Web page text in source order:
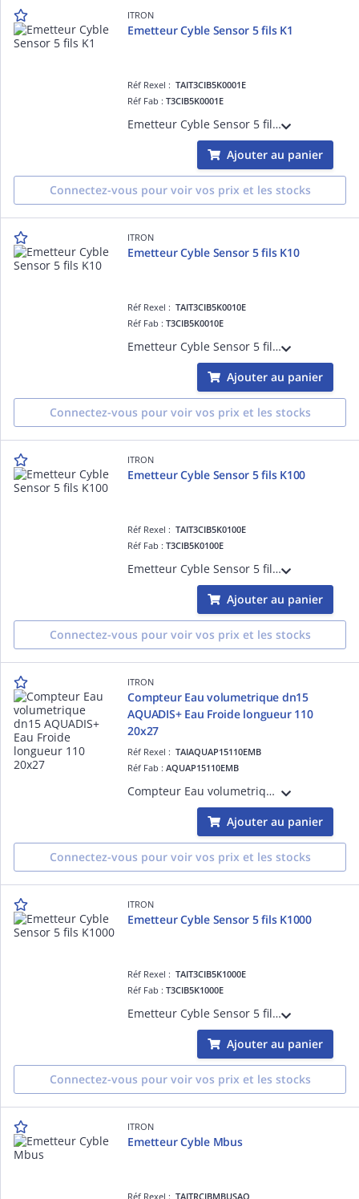
ITRON
Emetteur Cyble Sensor 5 fils K1
Réf Rexel :TAIT3CIB5K0001E
Réf Fab :T3CIB5K0001E
Emetteur Cyble Sensor 5 fils K1 valeur du signal BF en fonction des facteur K (signal HF =K1 en fonction du type de compteur et calibre) voir documentation. Compatible avec tous les compteurs d'eau Itron à totalisateur Cyble depuis 1997
Ajouter au panier
Connectez-vous pour voir vos prix et les stocks
ITRON
Emetteur Cyble Sensor 5 fils K10
Réf Rexel :TAIT3CIB5K0010E
Réf Fab :T3CIB5K0010E
Emetteur Cyble Sensor 5 fils K10 valeur du signal BF en fonction des facteur K (signal HF =K1 en fonction du type de compteur et calibre) voir documentation. Compatible avec tous les compteurs d'eau Itron à totalisateur Cyble depuis 1997
Ajouter au panier
Connectez-vous pour voir vos prix et les stocks
ITRON
Emetteur Cyble Sensor 5 fils K100
Réf Rexel :TAIT3CIB5K0100E
Réf Fab :T3CIB5K0100E
Emetteur Cyble Sensor 5 fils K100 valeur du signal BF en fonction des facteur K (signal HF =K1 en fonction du type de compteur et calibre) voir documentation. Compatible avec tous les compteurs d'eau Itron à totalisateur Cyble depuis 1997
Ajouter au panier
Connectez-vous pour voir vos prix et les stocks
ITRON
Compteur Eau volumetrique dn15
AQUADIS+ Eau Froide longueur 110
20x27
Réf Rexel :TAIAQUAP15110EMB
Réf Fab :AQUAP15110EMB
Compteur Eau volumetrique dn15 AQUADIS+ Eau Froide longueur 110 20x27 -Débit de démarrage < 1L/h R160 toutes positions-Totalisateur TSN compatible avec Emetteurs Cyble- Boite couleur individuelle
Ajouter au panier
Connectez-vous pour voir vos prix et les stocks
ITRON
Emetteur Cyble Sensor 5 fils K1000
Réf Rexel :TAIT3CIB5K1000E
Réf Fab :T3CIB5K1000E
Emetteur Cyble Sensor 5 fils K1000 valeur du signal BF en fonction des facteur K (signal HF =K1 en fonction du type de compteur et calibre) voir documentation. Compatible avec tous les compteurs d'eau Itron à totalisateur Cyble depuis 1997
Ajouter au panier
Connectez-vous pour voir vos prix et les stocks
ITRON
Emetteur Cyble Mbus
Réf Rexel :TAITRCIBMBUSAO